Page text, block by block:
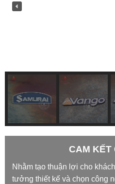
CAM KẾT
Nhằm tạo thuận lợi cho
tưởng thiết kế và chọn công